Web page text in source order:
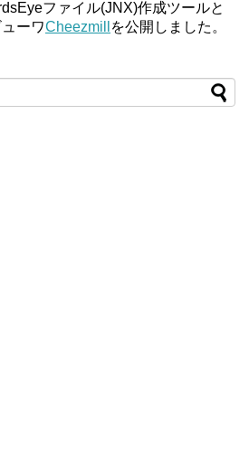
ファイル(JNX)作成ツールと
ーワCheezmill を公開しました。